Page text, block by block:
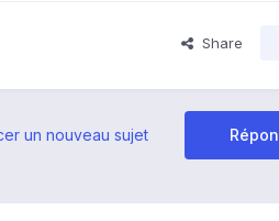
Share
un nouveau sujet